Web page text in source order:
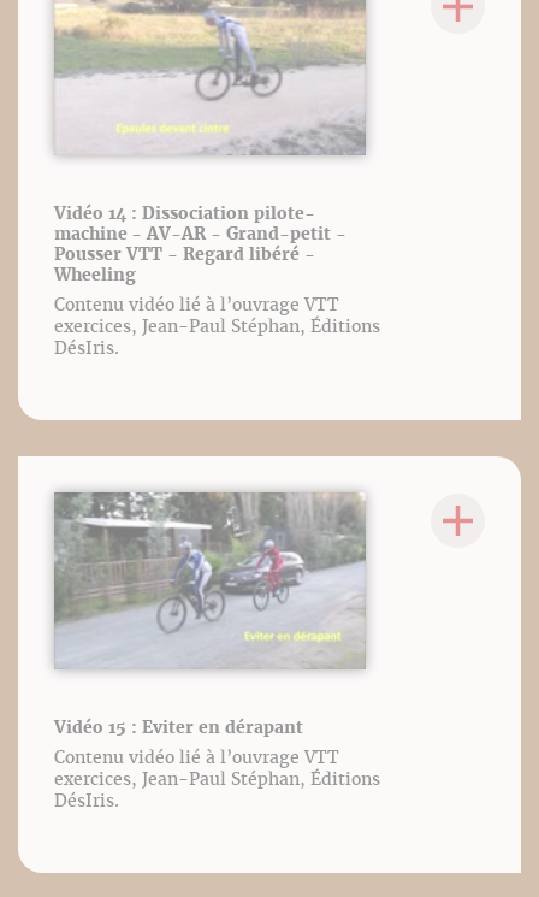
Vidéo 14 : Dissociation pilote-
machine - AV-AR - Grand-petit -
Pousser VTT - Regard libéré -
Wheeling
Contenu vidéo lié à l’ouvrage VTT
exercices, Jean-Paul Stéphan, Éditions
DésIris.
Vidéo 15 : Eviter en dérapant
Contenu vidéo lié à l’ouvrage VTT
exercices, Jean-Paul Stéphan, Éditions
DésIris.